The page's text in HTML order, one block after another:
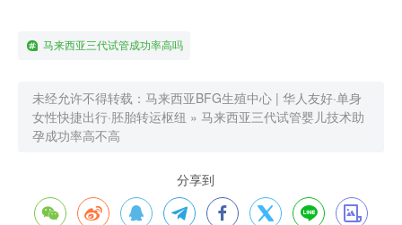
马来西亚三代试管成功率高吗
未经允许不得转载： 马来西亚BFG生殖中心 | 华人友好·单身
女性快捷出行·胚胎转运枢纽 » 马来西亚三代试管婴儿技术助
孕成功率高不高
分享到
       